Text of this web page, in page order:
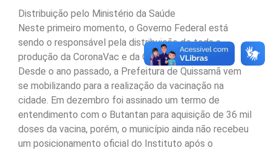
Distribuição pelo Ministério da Saúde
Neste primeiro momento, o Governo Federal está
sendo o responsável pela distribuição de toda a
produção da CoronaVac e da Oxford/AstraZeneca.
Desde o ano passado, a Prefeitura de Quissamã vem
se mobilizando para a realização da vacinação na
cidade. Em dezembro foi assinado um termo de
entendimento com o Butantan para aquisição de 36 mil
doses da vacina, porém, o município ainda não recebeu
um posicionamento oficial do Instituto após o